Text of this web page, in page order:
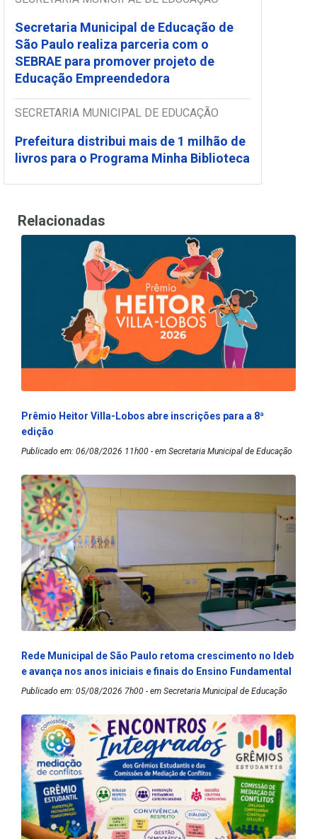
Secretaria Municipal de Educação de
São Paulo realiza parceria com o
SEBRAE para promover projeto de
Educação Empreendedora
SECRETARIA MUNICIPAL DE EDUCAÇÃO
Prefeitura distribui mais de 1 milhão de
livros para o Programa Minha Biblioteca
Relacionadas
Prêmio Heitor Villa-Lobos abre inscrições para a 8ª
edição
Publicado em: 06/08/2026 11h00 - em Secretaria Municipal de Educação
Rede Municipal de São Paulo retoma crescimento no Ideb
e avança nos anos iniciais e finais do Ensino Fundamental
Publicado em: 05/08/2026 7h00 - em Secretaria Municipal de Educação